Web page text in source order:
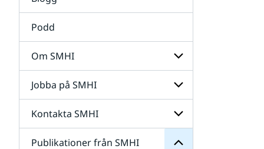
Podd
Om SMHI
Undersidor
för
Om
SMHI
Jobba på SMHI
Undersidor
för
Jobba
Kontakta SMHI
Undersidor
Publikationer från SMHI
Undersidor
för
Publikationer
från
SMHI